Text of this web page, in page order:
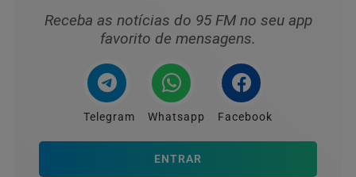
Receba as notícias do 95 FM no seu app
favorito de mensagens.
Telegram Whatsapp Facebook
ENTRAR